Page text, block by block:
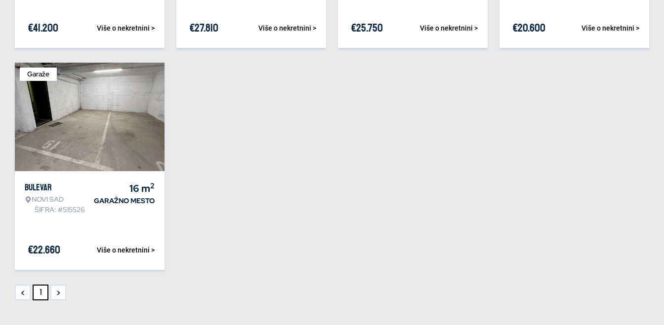
Više o nekretnini >
€41.200 Više o nekretnini >
€27.810 Više o nekretnini >
€25.750 Više o nekretnini >
€20.600
Garaže
Bulevar
NOVI SAD
ŠIFRA: #515526
16 m2
GARAŽNO MESTO
Više o nekretnini >
€22.660
< 1 >